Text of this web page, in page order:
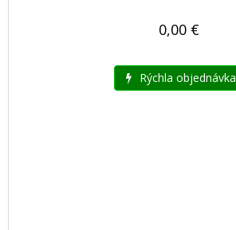
0,00 €
Rýchla objednávka